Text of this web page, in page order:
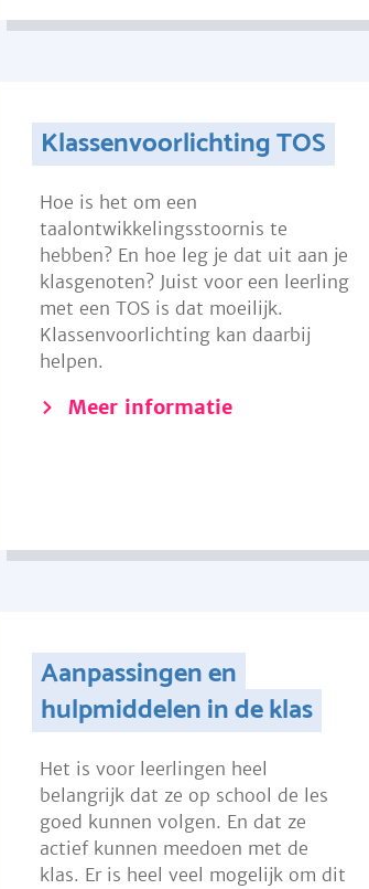
Klassenvoorlichting TOS
Hoe is het om een
taalontwikkelingsstoornis te
hebben? En hoe leg je dat uit aan je
klasgenoten? Juist voor een leerling
met een TOS is dat moeilijk.
Klassenvoorlichting kan daarbij
helpen.
Meer informatie
Aanpassingen en
hulpmiddelen in de klas
Het is voor leerlingen heel
belangrijk dat ze op school de les
goed kunnen volgen. En dat ze
actief kunnen meedoen met de
klas. Er is heel veel mogelijk om dit